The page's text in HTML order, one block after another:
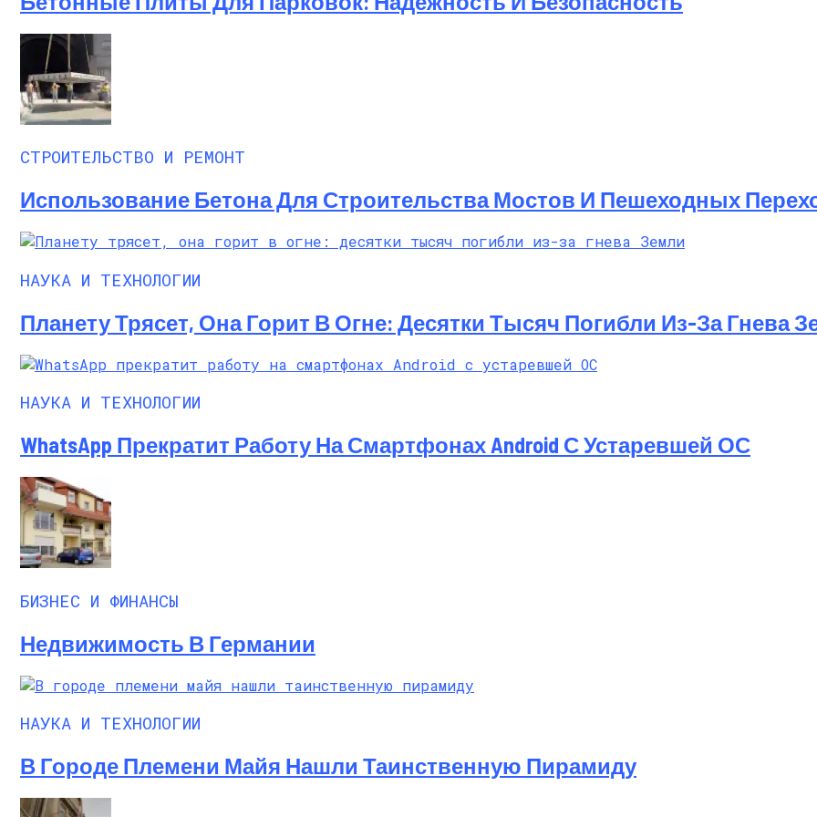
СТРОИТЕЛЬСТВО И РЕМОНТ
Использование Бетона Для Строительства Мостов И Пешеходных
НАУКА И ТЕХНОЛОГИИ
Планету Трясет, Она Горит В Огне: Десятки Тысяч Погибли Из-За Гнева
НАУКА И ТЕХНОЛОГИИ
WhatsApp Прекратит Работу На Смартфонах Android С Устаревшей ОС
БИЗНЕС И ФИНАНСЫ
Недвижимость В Германии
НАУКА И ТЕХНОЛОГИИ
В Городе Племени Майя Нашли Таинственную Пирамиду